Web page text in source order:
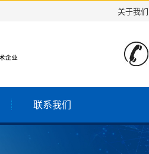
关于我们
联系我们